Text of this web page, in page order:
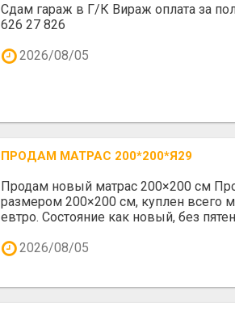
Сдам гараж в Г/К Вираж оплата за
626 27 826
2026/08/05
ПРОДАМ МАТРАС 200*200*Я29
Продам новый матрас 200×200 см
размером 200×200 см, куплен всего
евтро. Состояние как новый, без
2026/08/05